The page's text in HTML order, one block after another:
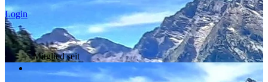
Login
Mitglied seit